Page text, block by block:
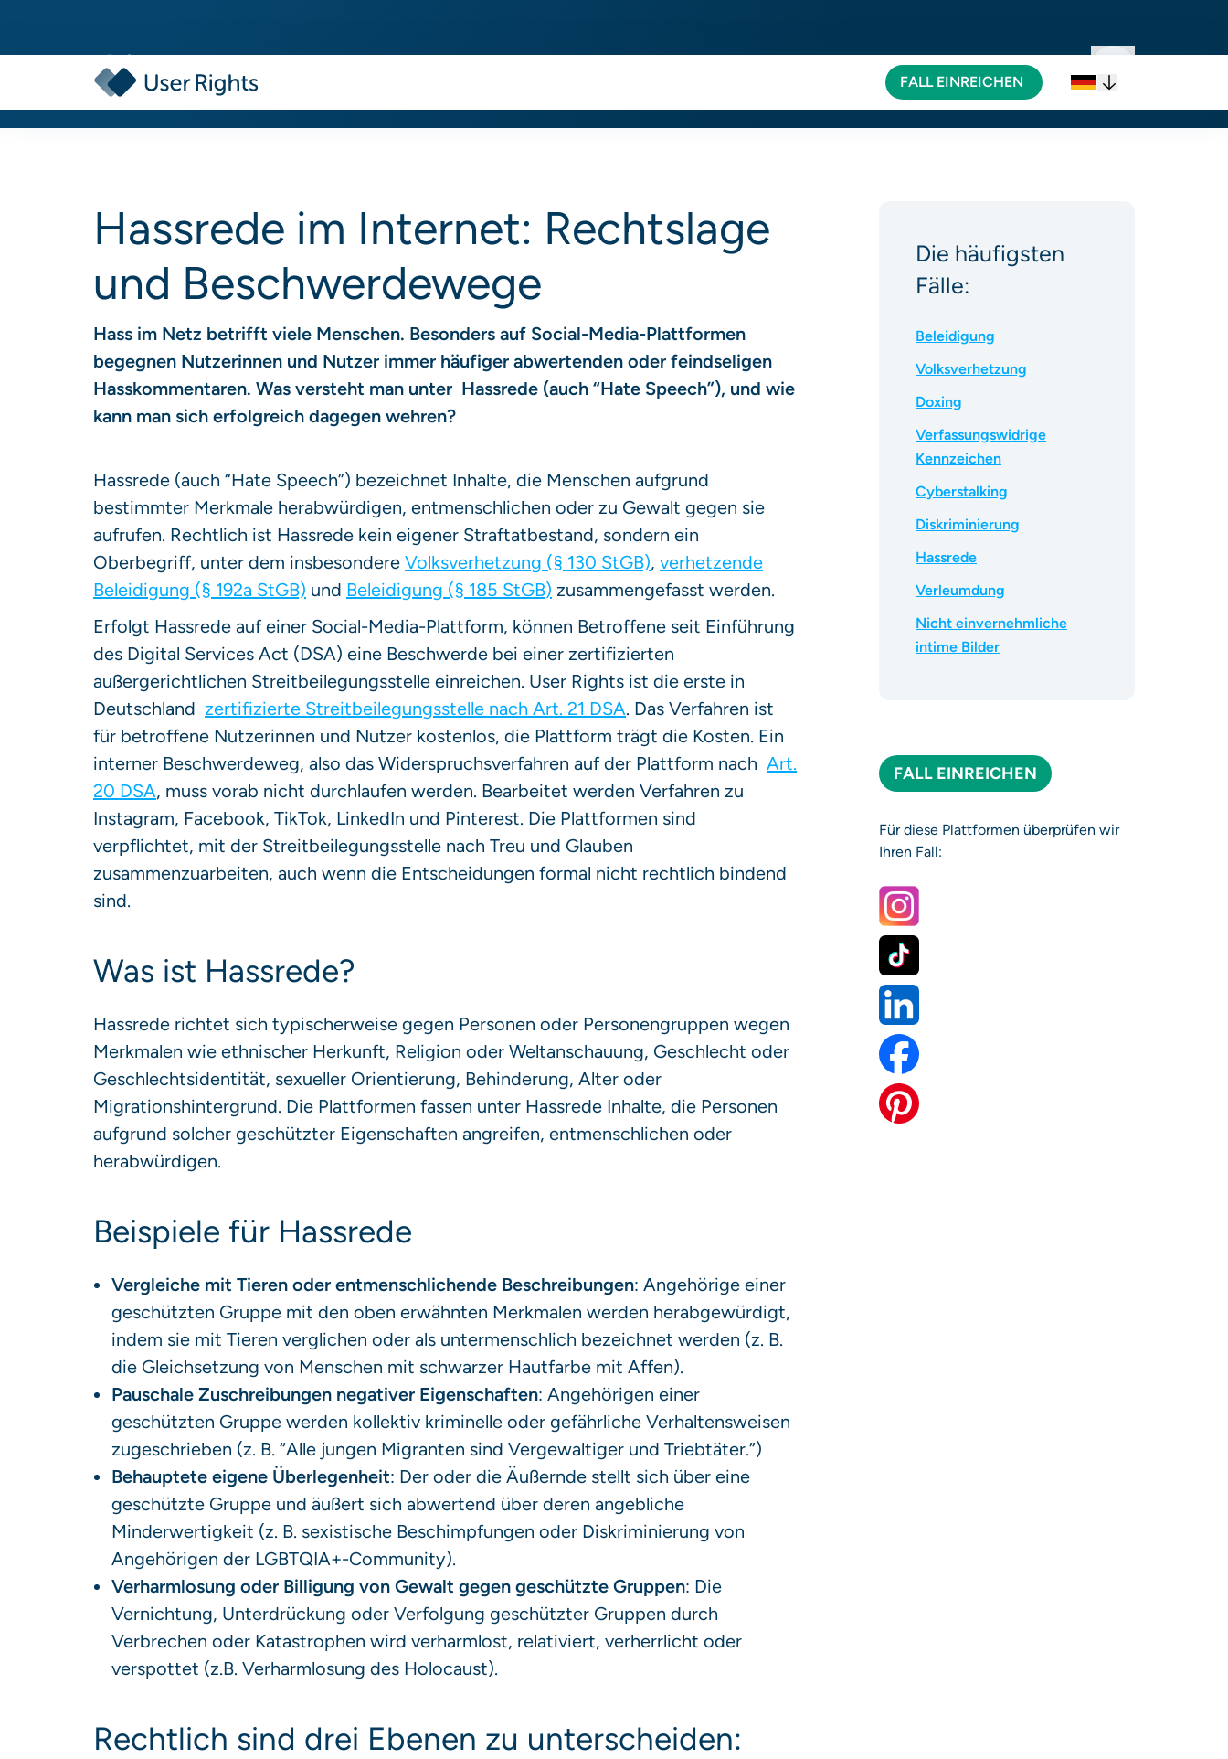
FALL EINREICHEN
FALL EINREICHEN
Hassrede im Internet: Rechtslage
und Beschwerdewege
Hass im Netz betrifft viele Menschen. Besonders auf Social-Media-Plattformen
begegnen Nutzerinnen und Nutzer immer häufiger abwertenden oder feindseligen
Hasskommentaren. Was versteht man unter Hassrede (auch “Hate Speech”), und wie
kann man sich erfolgreich dagegen wehren?
Hassrede (auch “Hate Speech”) bezeichnet Inhalte, die Menschen aufgrund
bestimmter Merkmale herabwürdigen, entmenschlichen oder zu Gewalt gegen sie
aufrufen. Rechtlich ist Hassrede kein eigener Straftatbestand, sondern ein
Oberbegriff, unter dem insbesondere Volksverhetzung (§ 130 StGB), verhetzende
Beleidigung (§ 192a StGB) und Beleidigung (§ 185 StGB) zusammengefasst werden.
Erfolgt Hassrede auf einer Social-Media-Plattform, können Betroffene seit Einführung
des Digital Services Act (DSA) eine Beschwerde bei einer zertifizierten
außergerichtlichen Streitbeilegungsstelle einreichen. User Rights ist die erste in
Deutschland zertifizierte Streitbeilegungsstelle nach Art. 21 DSA. Das Verfahren ist
für betroffene Nutzerinnen und Nutzer kostenlos, die Plattform trägt die Kosten. Ein
interner Beschwerdeweg, also das Widerspruchsverfahren auf der Plattform nach Art.
20 DSA, muss vorab nicht durchlaufen werden. Bearbeitet werden Verfahren zu
Instagram, Facebook, TikTok, LinkedIn und Pinterest. Die Plattformen sind
verpflichtet, mit der Streitbeilegungsstelle nach Treu und Glauben
zusammenzuarbeiten, auch wenn die Entscheidungen formal nicht rechtlich bindend
sind.
Was ist Hassrede?
Hassrede richtet sich typischerweise gegen Personen oder Personengruppen wegen
Merkmalen wie ethnischer Herkunft, Religion oder Weltanschauung, Geschlecht oder
Geschlechtsidentität, sexueller Orientierung, Behinderung, Alter oder
Migrationshintergrund. Die Plattformen fassen unter Hassrede Inhalte, die Personen
aufgrund solcher geschützter Eigenschaften angreifen, entmenschlichen oder
herabwürdigen.
Beispiele für Hassrede
Vergleiche mit Tieren oder entmenschlichende Beschreibungen: Angehörige einer
geschützten Gruppe mit den oben erwähnten Merkmalen werden herabgewürdigt,
indem sie mit Tieren verglichen oder als untermenschlich bezeichnet werden (z. B.
die Gleichsetzung von Menschen mit schwarzer Hautfarbe mit Affen).
Pauschale Zuschreibungen negativer Eigenschaften: Angehörigen einer
geschützten Gruppe werden kollektiv kriminelle oder gefährliche Verhaltensweisen
zugeschrieben (z. B. “Alle jungen Migranten sind Vergewaltiger und Triebtäter.”)
Behauptete eigene Überlegenheit: Der oder die Äußernde stellt sich über eine
geschützte Gruppe und äußert sich abwertend über deren angebliche
Minderwertigkeit (z. B. sexistische Beschimpfungen oder Diskriminierung von
Angehörigen der LGBTQIA+-Community).
Verharmlosung oder Billigung von Gewalt gegen geschützte Gruppen: Die
Vernichtung, Unterdrückung oder Verfolgung geschützter Gruppen durch
Verbrechen oder Katastrophen wird verharmlost, relativiert, verherrlicht oder
verspottet (z.B. Verharmlosung des Holocaust).
Rechtlich sind drei Ebenen zu unterscheiden:
Die häufigsten
Fälle:
Beleidigung
Volksverhetzung
Doxing
Verfassungswidrige
Kennzeichen
Cyberstalking
Diskriminierung
Hassrede
Verleumdung
Nicht einvernehmliche
intime Bilder
FALL EINREICHEN
Für diese Plattformen überprüfen wir
Ihren Fall: